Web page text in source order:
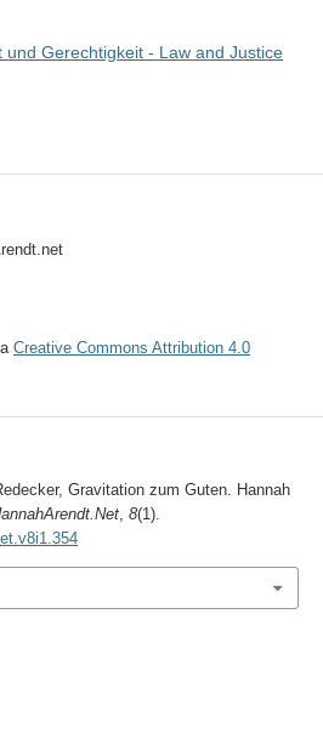
und Gerechtigkeit - Law and Justice
Creative Commons Attribution 4.0
Gravitation zum Guten. Hannah
, 8(1).